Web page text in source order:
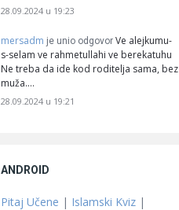
28.09.2024 u 19:23
mersadm je unio odgovor Ve alejkumu-
s-selam ve rahmetullahi ve berekatuhu
Ne treba da ide kod roditelja sama, bez
muža.…
28.09.2024 u 19:21
ANDROID
Pitaj Učene | Islamski Kviz |